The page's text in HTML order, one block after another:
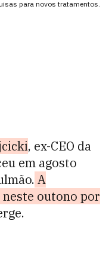
para novos tratamentos.
, ex-CEO da
em agosto
A
neste outono por